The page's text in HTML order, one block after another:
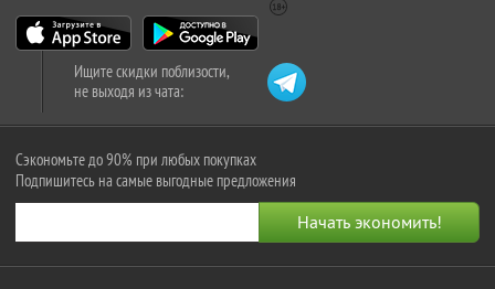
Ищите скидки поблизости,
не выходя из чата:
Сэкономьте до 90% при любых покупках
Подпишитесь на самые выгодные предложения